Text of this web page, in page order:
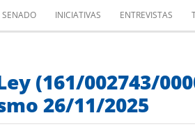
SENADO INICIATIVAS ENTREVISTAS
(161/002743/
26/11/2025